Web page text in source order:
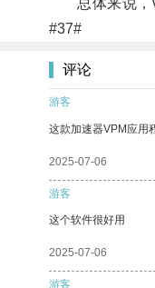
总体来说，
#37#
评论
游客
这款加速器VPM应用
2025-07-06
游客
这个软件很好用
2025-07-06
游客